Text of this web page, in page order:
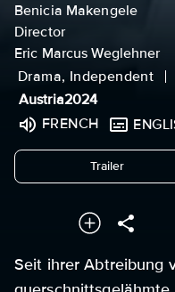
Benicia Makengele
Director
Eric Marcus Weglehner
Drama, Independent
Austria2024
FRENCH
Trailerundefined
Seit ihrer Abtreibung